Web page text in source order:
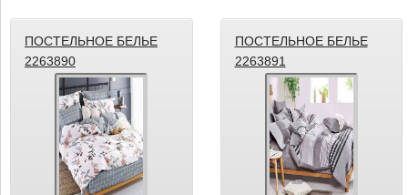
ПОСТЕЛЬНОЕ БЕЛЬЕ
2263890
ПОСТЕЛЬНОЕ БЕЛЬЕ
2263891